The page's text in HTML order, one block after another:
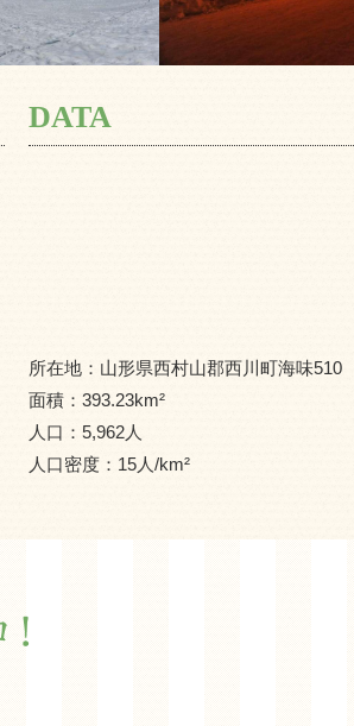
DATA
所在地： 山形県西村山郡西川町海味510
面積： 393.23km²
人口： 5,962人
人口密度： 15人/km²